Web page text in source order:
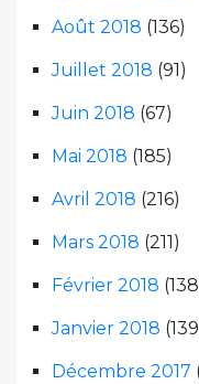
Août 2018 (136)
Juillet 2018 (91)
Juin 2018 (67)
Mai 2018 (185)
Avril 2018 (216)
Mars 2018 (211)
Février 2018
Janvier 2018
Décembre 2017